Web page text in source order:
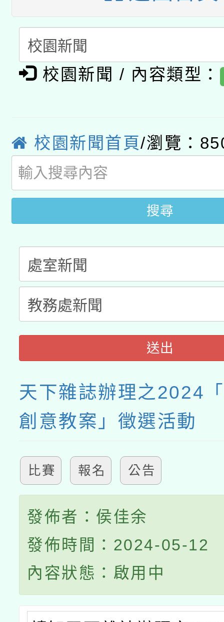
招)
本館辦理115年度閱讀
暨閱讀推動專業研習
科技賦能─人工智慧
礎課程
A3數位素養講師名單
「數位內容與教學軟
薪期間赴陸應申請許可
轉知經濟部水利署委託
業技術研究院辦理「
用水績優單位及節水達
115年8月22日(星期六
桃園市孔廟祈福系列
開 智慧啟航」
2026年桃園地景藝術
校園新聞 / 內容類型：
校園新聞首頁/瀏覽：
搜尋
送出
天下雜誌辦理之2024
創意教案」徵選活動
比賽 報名 公告
發佈者：侯佳余
發佈時間：2024-05-12
內容狀態：啟用中